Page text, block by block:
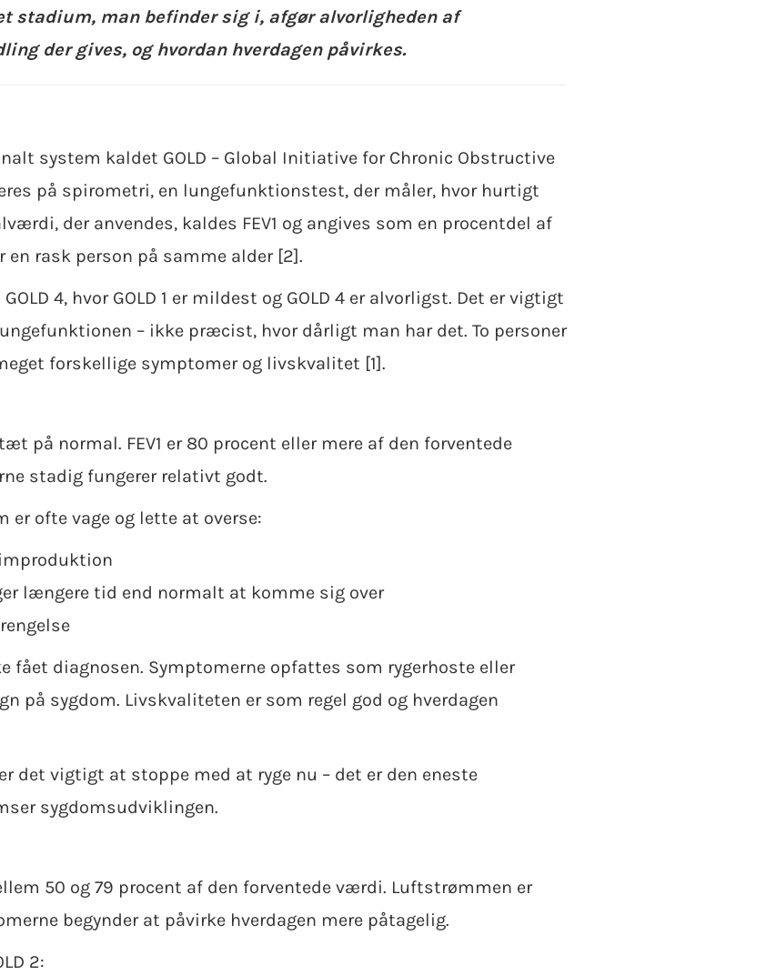
stadium, man befinder sig i, afgør alvorligheden af
der gives, og hvordan hverdagen påvirkes.
system kaldet GOLD – Global Initiative for Chronic Obstructive
på spirometri, en lungefunktionstest, der måler, hvor hurtigt
der anvendes, kaldes FEV1 og angives som en procentdel af
rask person på samme alder [2].
4, hvor GOLD 1 er mildest og GOLD 4 er alvorligst. Det er vigtigt
– ikke præcist, hvor dårligt man har det. To personer
forskellige symptomer og livskvalitet [1].
på normal. FEV1 er 80 procent eller mere af den forventede
stadig fungerer relativt godt.
ofte vage og lette at overse:
længere tid end normalt at komme sig over
fået diagnosen. Symptomerne opfattes som rygerhoste eller
på sygdom. Livskvaliteten er som regel god og hverdagen
det vigtigt at stoppe med at ryge nu – det er den eneste
sygdomsudviklingen.
50 og 79 procent af den forventede værdi. Luftstrømmen er
begynder at påvirke hverdagen mere påtagelig.
2: